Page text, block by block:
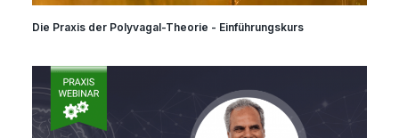
Die Praxis der Polyvagal-Theorie - Einführungskurs